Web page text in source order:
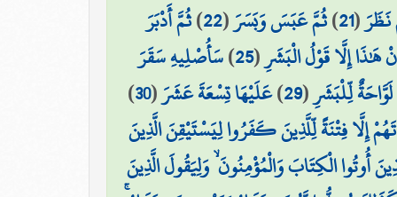
(
21
)ثُمَّ عَبَسَ وَبَسَرَ(
22
)ثُمَّ أَدْبَرَ
هَٰذَا إِلَّا قَوْلُ الْبَشَرِ(
25
)سَأُصْلِيهِ سَقَرَ
لَوَّاحَةٌ لِّلْبَشَرِ(
29
)عَلَيْهَا تِسْعَةَ عَشَرَ(
30
)
إِلَّا فِتْنَةً لِّلَّذِينَ كَفَرُوا لِيَسْتَيْقِنَ الَّذِينَ
أُوتُوا الْكِتَابَ وَالْمُؤْمِنُونَ ۙ وَلِيَقُولَ الَّذِينَ